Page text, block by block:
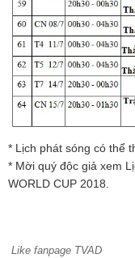
* Lịch phát sóng có thể
* Mời quý độc giả xem
WORLD CUP 2018.
Like fanpage TVAD